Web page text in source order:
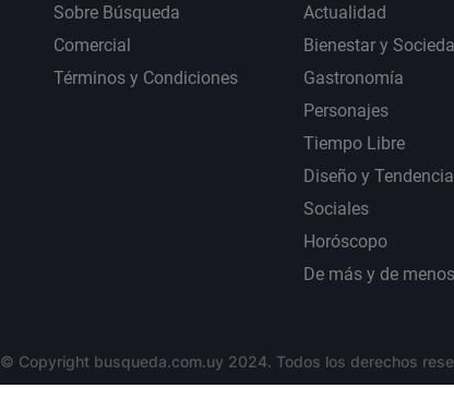
Sobre Búsqueda
Comercial
Términos y Condiciones
Actualidad
Bienestar y
Gastronomía
Personajes
Tiempo Libre
Diseño y
Sociales
Horóscopo
De más y de menos
© Copyright busqueda.com.uy 2024. Todos los derechos